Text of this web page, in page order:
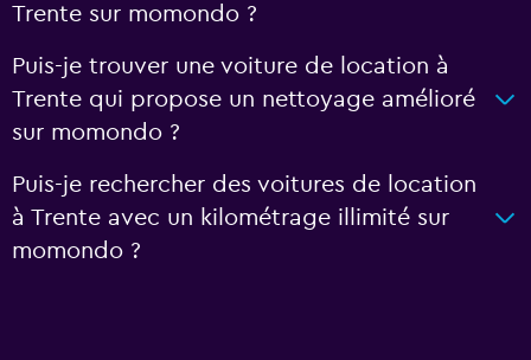
Trente sur momondo ?
Puis-je trouver une voiture de location à
Trente qui propose un nettoyage amélioré
sur momondo ?
Puis-je rechercher des voitures de location
à Trente avec un kilométrage illimité sur
momondo ?